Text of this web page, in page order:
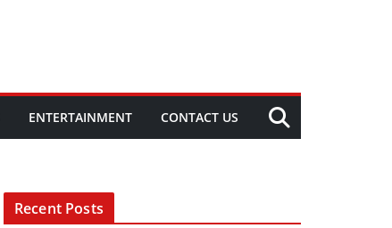
ENTERTAINMENT CONTACT US
Recent Posts